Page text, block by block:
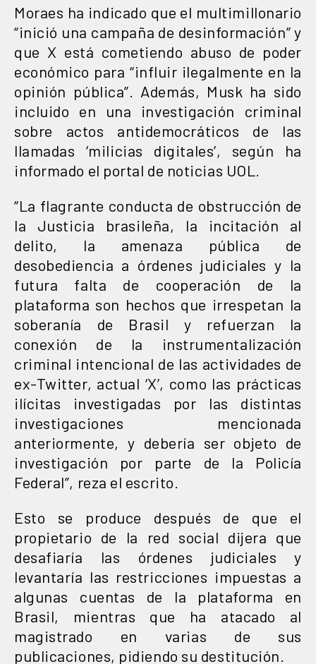
Moraes ha indicado que el multimillonario
“inició una campaña de desinformación” y
que X está cometiendo abuso de poder
económico para “influir ilegalmente en la
opinión pública”. Además, Musk ha sido
incluido en una investigación criminal
sobre actos antidemocráticos de las
llamadas ‘milicias digitales’, según ha
informado el portal de noticias UOL.
“La flagrante conducta de obstrucción de
la Justicia brasileña, la incitación al
delito, la amenaza pública de
desobediencia a órdenes judiciales y la
futura falta de cooperación de la
plataforma son hechos que irrespetan la
soberanía de Brasil y refuerzan la
conexión de la instrumentalización
criminal intencional de las actividades de
ex-Twitter, actual ‘X’, como las prácticas
ilícitas investigadas por las distintas
investigaciones mencionada
anteriormente, y debería ser objeto de
investigación por parte de la Policía
Federal”, reza el escrito.
Esto se produce después de que el
propietario de la red social dijera que
desafiaría las órdenes judiciales y
levantaría las restricciones impuestas a
algunas cuentas de la plataforma en
Brasil, mientras que ha atacado al
magistrado en varias de sus
publicaciones, pidiendo su destitución.